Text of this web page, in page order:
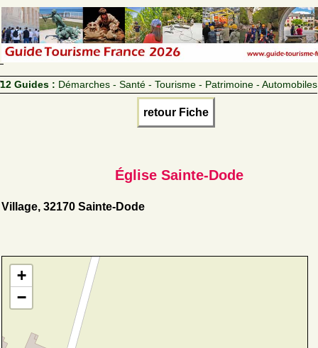
12 Guides : Démarches - Santé - Tourisme - Patrimoine - Automobiles
retour Fiche
Église Sainte-Dode
Village, 32170 Sainte-Dode
+
−